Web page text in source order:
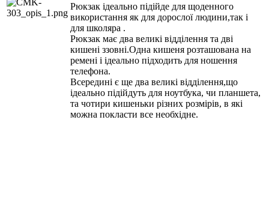
Рюкзак ідеально підійде для щоденного
використання як для дорослої людини,так і
для школяра .
Рюкзак має два великі відділення та дві
кишені ззовні.Одна кишеня розташована на
ремені і ідеально підходить для ношення
телефона.
Всередині є ще два великі відділення,що
ідеально підійдуть для ноутбука, чи планшета,
та чотири кишеньки різних розмірів, в які
можна покласти все необхідне.